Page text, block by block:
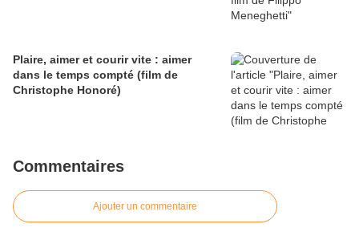
Plaire, aimer et courir vite : aimer
dans le temps compté (film de
Christophe Honoré)
Commentaires
Ajouter un commentaire